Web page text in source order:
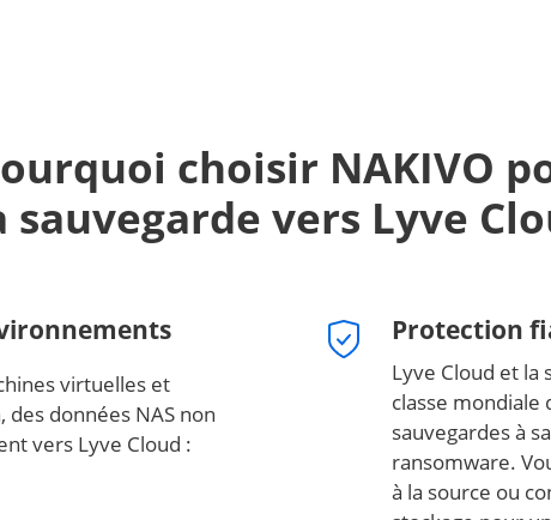
choisir NAKIVO
sauvegarde vers Lyve
virtuelles et
des données NAS non
vers Lyve Cloud :
Protection
Lyve Cloud et la
classe
sauvegardes à
ransomware.
à la source ou